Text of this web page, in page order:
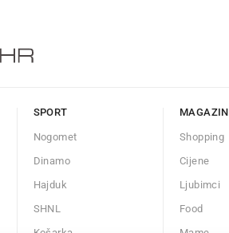
SPORT
Nogomet
Dinamo
Hajduk
SHNL
MAGAZIN
Shopping
Cijene
Ljubimci
Food